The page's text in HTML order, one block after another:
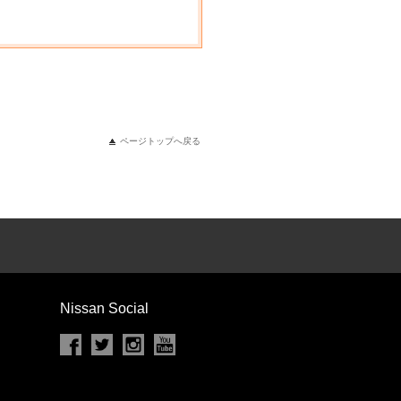
ページトップへ戻る
Nissan Social